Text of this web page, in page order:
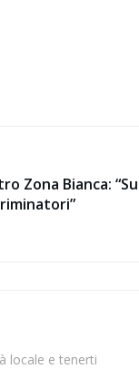
Zona Bianca: “Su
locale e tenerti